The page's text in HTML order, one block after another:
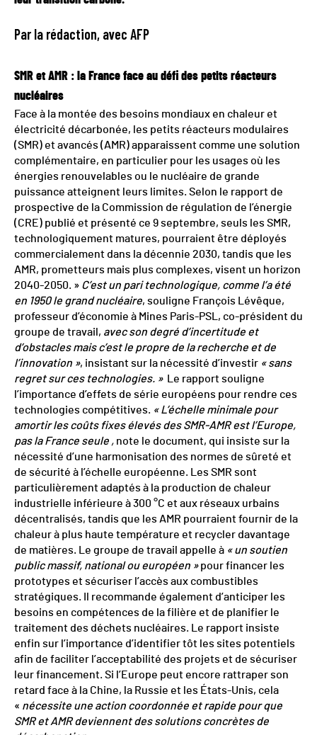
Par la rédaction, avec AFP
SMR et AMR : la France face au défi des petits réacteurs
nucléaires
Face à la montée des besoins mondiaux en chaleur et
électricité décarbonée, les petits réacteurs modulaires
(SMR) et avancés (AMR) apparaissent comme une solution
complémentaire, en particulier pour les usages où les
énergies renouvelables ou le nucléaire de grande
puissance atteignent leurs limites. Selon le rapport de
prospective de la Commission de régulation de l’énergie
(CRE) publié et présenté ce 9 septembre, seuls les SMR,
technologiquement matures, pourraient être déployés
commercialement dans la décennie 2030, tandis que les
AMR, prometteurs mais plus complexes, visent un horizon
2040-2050. » C’est un pari technologique, comme l’a été
en 1950 le grand nucléaire, souligne François Lévêque,
professeur d’économie à Mines Paris-PSL, co-président du
groupe de travail, avec son degré d’incertitude et
d’obstacles mais c’est le propre de la recherche et de
l’innovation », insistant sur la nécessité d’investir « sans
regret sur ces technologies. »Le rapport souligne
l’importance d’effets de série européens pour rendre ces
technologies compétitives. « L’échelle minimale pour
amortir les coûts fixes élevés des SMR-AMR est l’Europe,
pas la France seule , note le document, qui insiste sur la
nécessité d’une harmonisation des normes de sûreté et
de sécurité à l’échelle européenne. Les SMR sont
particulièrement adaptés à la production de chaleur
industrielle inférieure à 300 °C et aux réseaux urbains
décentralisés, tandis que les AMR pourraient fournir de la
chaleur à plus haute température et recycler davantage
de matières. Le groupe de travail appelle à « un soutien
public massif, national ou européen »pour financer les
prototypes et sécuriser l’accès aux combustibles
stratégiques. Il recommande également d’anticiper les
besoins en compétences de la filière et de planifier le
traitement des déchets nucléaires. Le rapport insiste
enfin sur l’importance d’identifier tôt les sites potentiels
afin de faciliter l’acceptabilité des projets et de sécuriser
leur financement. Si l’Europe peut encore rattraper son
retard face à la Chine, la Russie et les États-Unis, cela
« nécessite une action coordonnée et rapide pour que
SMR et AMR deviennent des solutions concrètes de